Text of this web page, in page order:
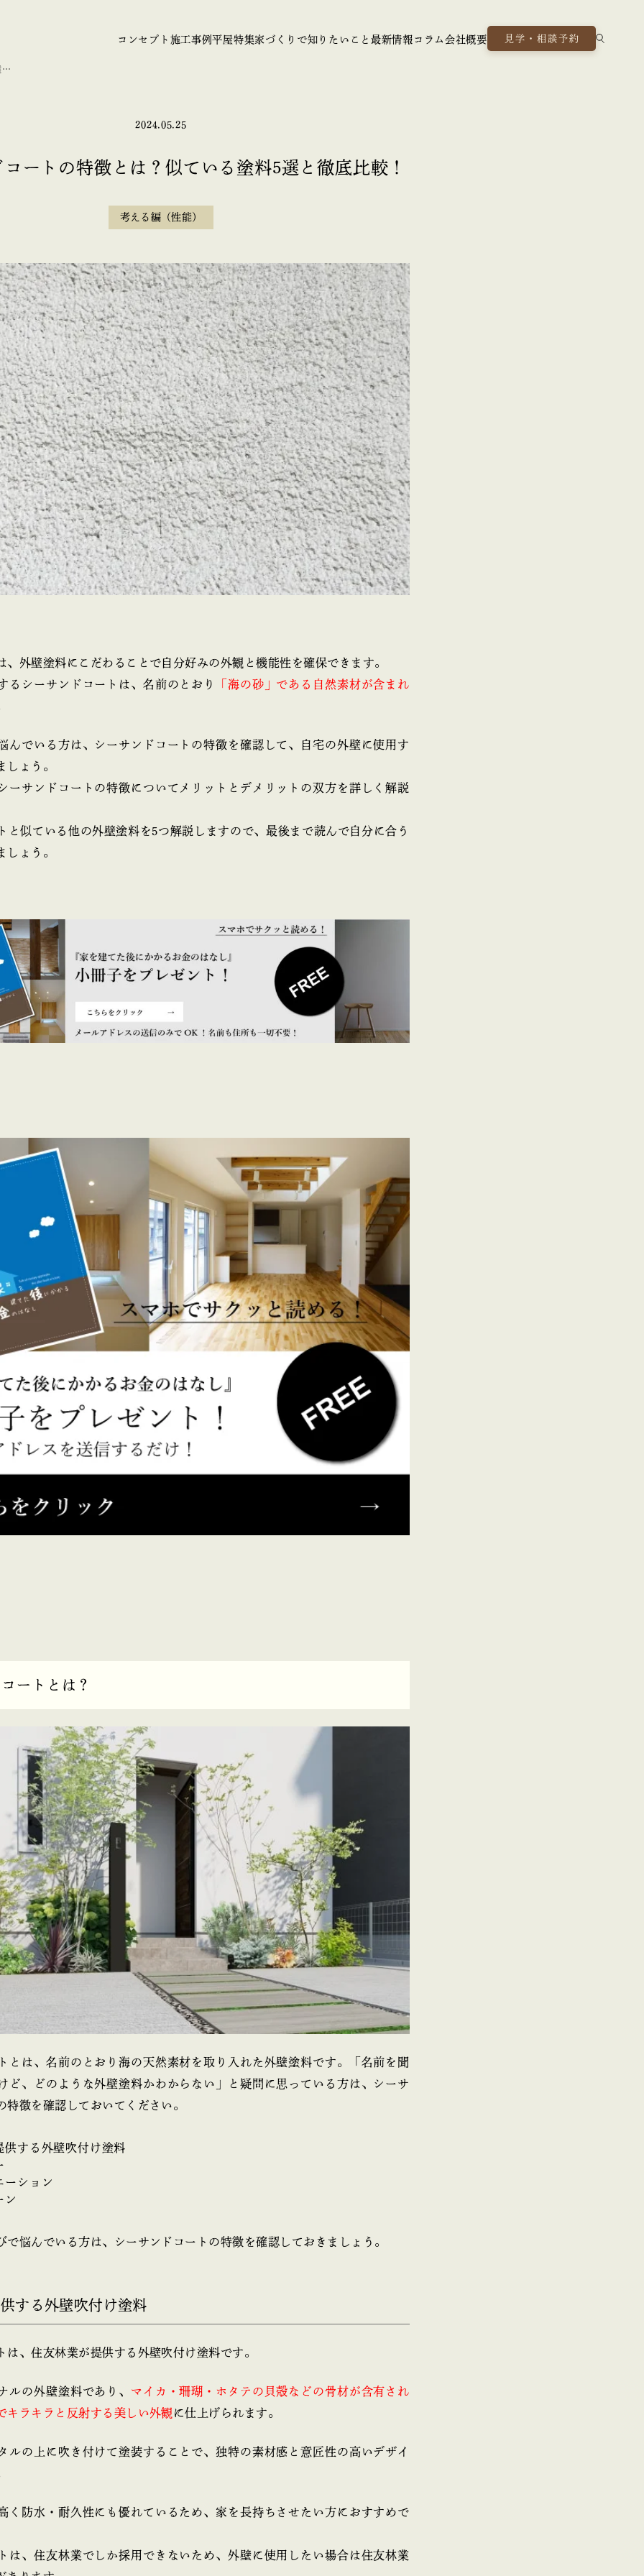
コンセプト 施工事例平屋特集家づくりで知りたいこと最新情報 コラム 会社概要 見学・相談予約
2024.05.25
ートの特徴とは？似ている塗料5選と徹底比較！
考える編（性能）
、外壁塗料にこだわることで自分好みの外観と機能性を確保できます。
るシーサンドコートは、名前のとおり
「海の砂」である自然素材が含まれ
んでいる方は、シーサンドコートの特徴を確認して、自宅の外壁に使用す
しょう。
ーサンドコートの特徴についてメリットとデメリットの双方を詳しく解説
と似ている他の外壁塗料を5つ解説しますので、最後まで読んで自分に合う
しょう。
ートとは？
とは、名前のとおり海の天然素材を取り入れた外壁塗料です。「名前を聞
ど、どのような外壁塗料かわからない」と疑問に思っている方は、シーサ
特徴を確認しておいてください。
供する外壁吹付け塗料
ーション
ン
で悩んでいる方は、シーサンドコートの特徴を確認しておきましょう。
する外壁吹付け塗料
は、住友林業が提供する外壁吹付け塗料です。
ルの外壁塗料であり、 マイカ・珊瑚・ホタテの貝殻などの骨材が含有され
キラキラと反射する美しい外観 に仕上げられます。
ルの上に吹き付けて塗装することで、独特の素材感と意匠性の高いデザイ
く防水・耐久性にも優れているため、家を長持ちさせたい方におすすめで
は、住友林業でしか採用できないため、外壁に使用したい場合は住友林業